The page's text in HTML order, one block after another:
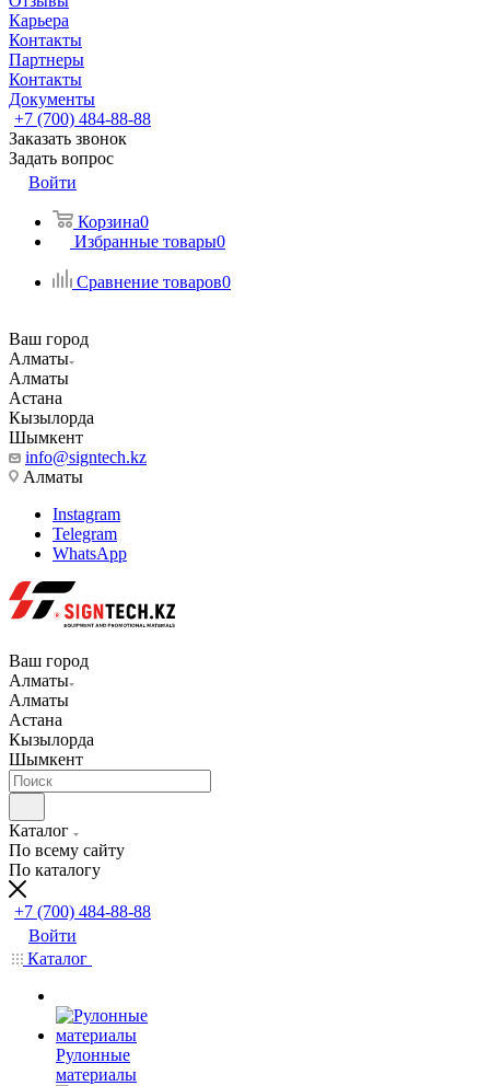
Карьера
Контакты
Партнеры
Контакты
Документы
+7 (700) 484-88-88
Заказать звонок
Задать вопрос
Войти
Корзина0
Избранные товары0
Сравнение товаров0
Ваш город
Алматы
Алматы
Астана
Кызылорда
Шымкент
info@signtech.kz
Алматы
Instagram
Telegram
WhatsApp
Ваш город
Алматы
Алматы
Астана
Кызылорда
Шымкент
Каталог
По всему сайту
По каталогу
+7 (700) 484-88-88
Войти
Каталог
Рулонные
материалы